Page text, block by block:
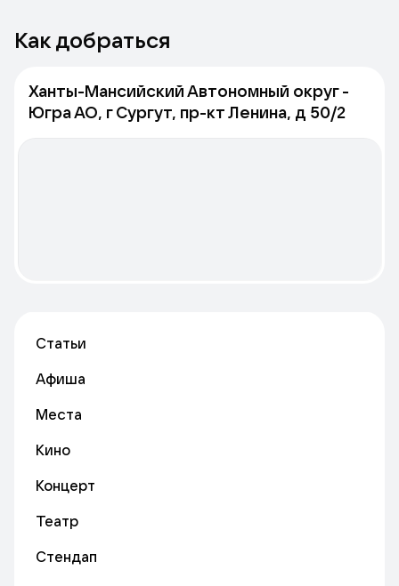
Как добраться
Ханты-Мансийский Автономный округ -
Югра АО, г Сургут, пр-кт Ленина, д 50/2
Статьи
Афиша
Места
Кино
Концерт
Театр
Стендап